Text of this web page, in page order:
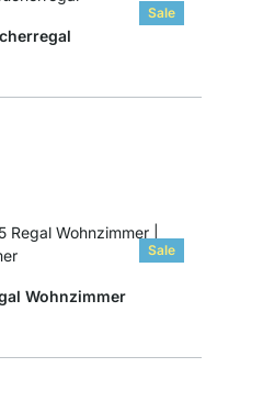
Sale
Sale
Wohnzimmer